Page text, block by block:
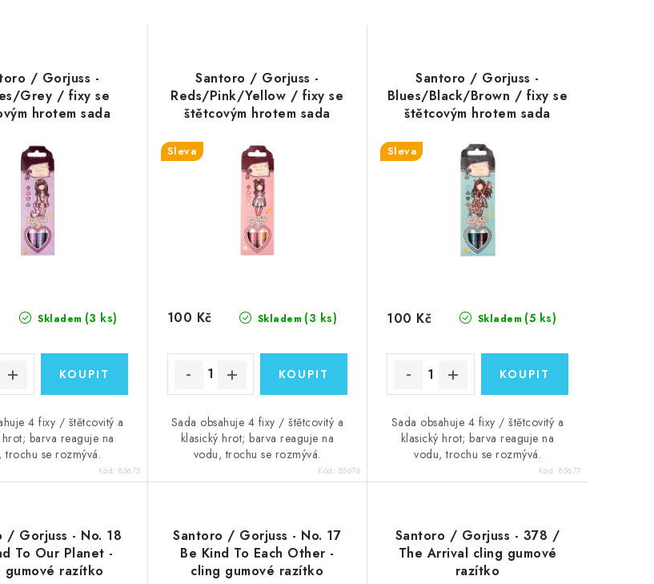
/ Gorjuss -
Grey / fixy se
hrotem sada
Skladem (3 ks)
4 fixy / štětcovitý a
barva reaguje na
trochu se rozmývá.
Kód:85675
Santoro / Gorjuss -
Reds/Pink/Yellow / fixy se
štětcovým hrotem sada
Sleva
Skladem (3 ks)
100 Kč
Sada obsahuje 4 fixy / štětcovitý a
klasický hrot; barva reaguje na
vodu, trochu se rozmývá.
Kód: 85676
Santoro / Gorjuss -
Blues/Black/Brown / fixy se
štětcovým hrotem sada
Sleva
Skladem (5 ks)
100 Kč
Sada obsahuje 4 fixy / štětcovitý a
klasický hrot; barva reaguje na
vodu, trochu se rozmývá.
Kód:85677
/ Gorjuss - No. 18
To Our Planet -
gumové razítko
Santoro / Gorjuss - No. 17
Be Kind To Each Other -
cling gumové razítko
Santoro / Gorjuss - 378 /
The Arrival cling gumové
razítko